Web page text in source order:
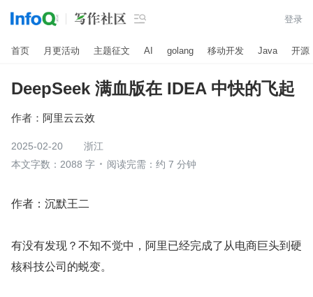
 登录
首页 月更活动 主题征文 AI golang 移动开发 Java 开源
DeepSeek 满血版在 IDEA 中快的飞起
作者： 阿里云云效
2025-02-20
浙江
本文字数：2088 字
阅读完需：约 7 分钟
作者：沉默王二
有没有发现？不知不觉中，阿里已经完成了从电商巨头到硬
核科技公司的蜕变。